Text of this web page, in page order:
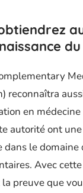
du
reconnaîtra
en
autorité ont
dans le domaine
Avec
preuve que